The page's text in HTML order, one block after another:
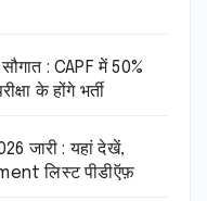
: CAPF में 50%
के होंगे भर्ती
जारी : यहां देखें,
लिस्ट पीडीऍफ़